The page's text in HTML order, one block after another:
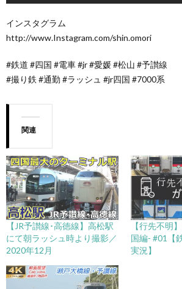
インスタグラム
http://www.Instagram.com/shin.omori
#鉄道 #四国 #電車 #jr #愛媛 #松山 #予讃線
#撮り鉄 #通勤 #ラッシュ #jr四国 #7000系
関連
【JR予讃線･高徳線】高松駅
にて朝ラッシュ時より撮影／
2020年12月
【行先不明
国編- #01【
実況】